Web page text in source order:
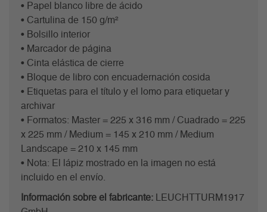
• Papel blanco libre de ácido
• Cartulina de 150 g/m²
• Bolsillo interior
• Marcador de página
• Cinta elástica de cierre
• Bloque de libro con encuadernación cosida
• Etiquetas para el título y el lomo para etiquetar y
archivar
• Formatos: Master = 225 x 316 mm / Cuadrado = 225
x 225 mm / Medium = 145 x 210 mm / Medium
Landscape = 210 x 145 mm
• Nota: El lápiz mostrado en la imagen no está
incluido en el envío.
Información sobre el fabricante: LEUCHTTURM1917